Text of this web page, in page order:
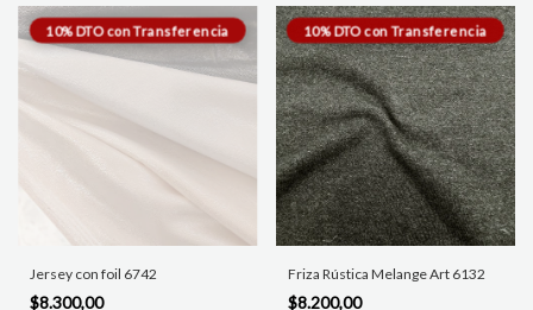
Jersey con foil 6742
$8.300,00
Friza Rústica Melange Art 6132
$8.200,00